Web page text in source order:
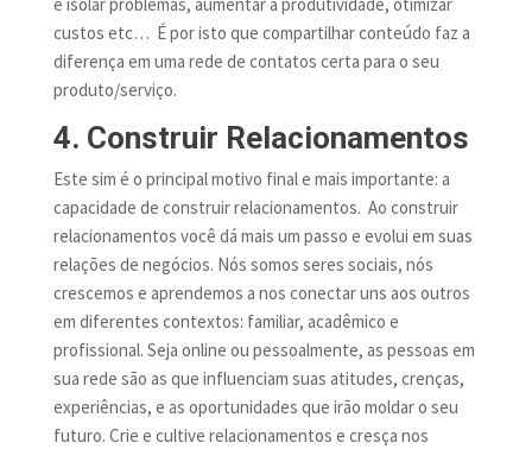
custos etc… É por isto que compartilhar conteúdo faz a
diferença em uma rede de contatos certa para o seu
produto/serviço.
4. Construir Relacionamentos
Este sim é o principal motivo final e mais importante: a
capacidade de construir relacionamentos. Ao construir
relacionamentos você dá mais um passo e evolui em suas
relações de negócios. Nós somos seres sociais, nós
crescemos e aprendemos a nos conectar uns aos outros
em diferentes contextos: familiar, acadêmico e
profissional. Seja online ou pessoalmente, as pessoas em
sua rede são as que influenciam suas atitudes, crenças,
experiências, e as oportunidades que irão moldar o seu
futuro. Crie e cultive relacionamentos e cresça nos